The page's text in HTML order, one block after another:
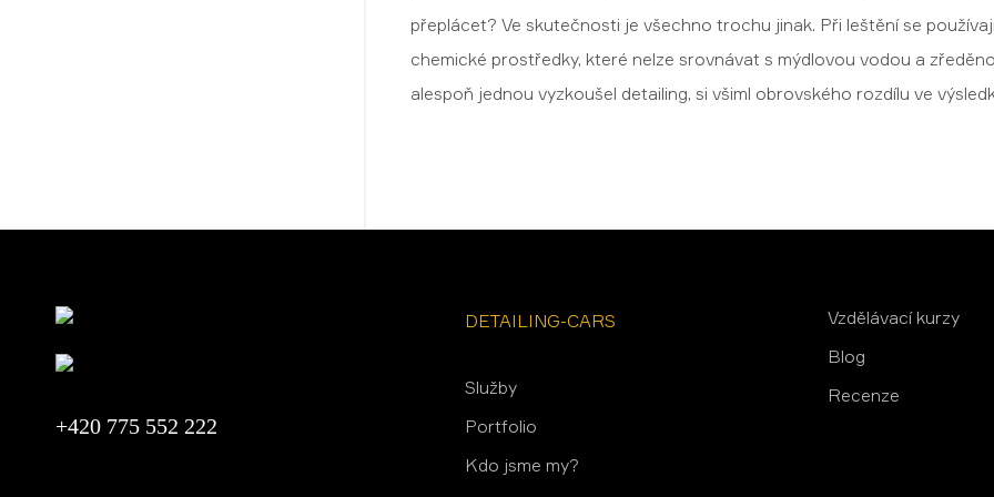
přeplácet? Ve skutečnosti je všechno trochu jinak. Při leštění se
chemické prostředky, které nelze srovnávat s mýdlovou vodou a
alespoň jednou vyzkoušel detailing, si všiml obrovského rozdílu ve
+420 775 552 222
DETAILING-CARS
Služby
Portfolio
Kdo jsme my?
Vzdělávací kurzy
Blog
Recenze